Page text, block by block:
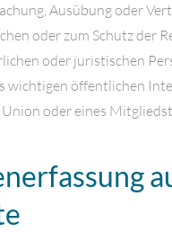
Ausübung oder
oder zum Schutz der
oder juristischen
wichtigen öffentlichen
Union oder eines